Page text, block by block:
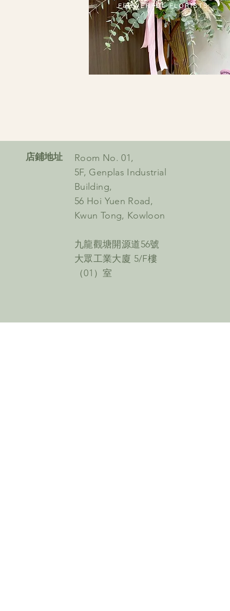
​店鋪地址
Room No. 01,
5F, Genplas Industrial
Building,
56 Hoi Yuen Road,
Kwun Tong, Kowloon
九龍觀塘開源道56號
大眾工業大廈 5/F樓
（01）室